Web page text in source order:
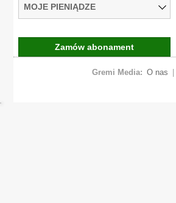
MOJE PIENIĄDZE
Zamów abonament
Gremi Media: O nas